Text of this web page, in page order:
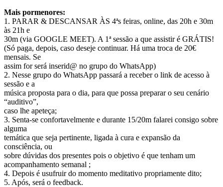
Mais pormenores:
1. PARAR & DESCANSAR ÀS 4ªs feiras, online, das 20h e 30m
às 21h e
30m (via GOOGLE MEET). A 1ª sessão a que assistir é GRÁTIS!
(Só paga, depois, caso deseje continuar. Há uma troca de 20€
mensais. Se
assim for será inserid@ no grupo do WhatsApp)
2. Nesse grupo do WhatsApp passará a receber o link de acesso à
sessão e a
música proposta para o dia, para que possa preparar o seu cenário
“auditivo”,
caso lhe apeteça;
3. Senta-se confortavelmente e durante 15/20m falarei consigo sobre
alguma
temática que seja pertinente, ligada à cura e expansão da
consciência, ou
sobre dúvidas dos presentes pois o objetivo é que tenham um
acompanhamento semanal ;
4. Depois é usufruir do momento meditativo propriamente dito;
5. Após, será o feedback.